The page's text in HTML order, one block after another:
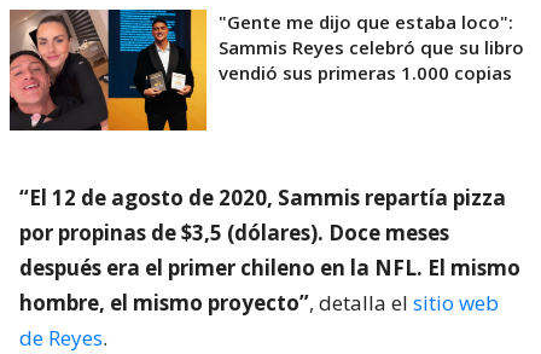
"Gente me dijo que estaba loco":
Sammis Reyes celebró que su libro
vendió sus primeras 1.000 copias
“El 12 de agosto de 2020, Sammis repartía pizza
por propinas de $3,5 (dólares). Doce meses
después era el primer chileno en la NFL. El mismo
hombre, el mismo proyecto”, detalla el sitio web
de Reyes.